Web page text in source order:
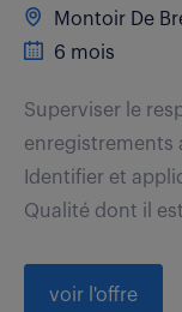
Montoir De
6 mois
Superviser le
enregistrements
Identifier et
Qualité dont il
voir l'offre